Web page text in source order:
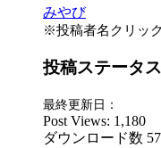
みやび
※投稿者名クリッ
投稿ステータス
最終更新日：
Post Views: 1,180
ダウンロード数